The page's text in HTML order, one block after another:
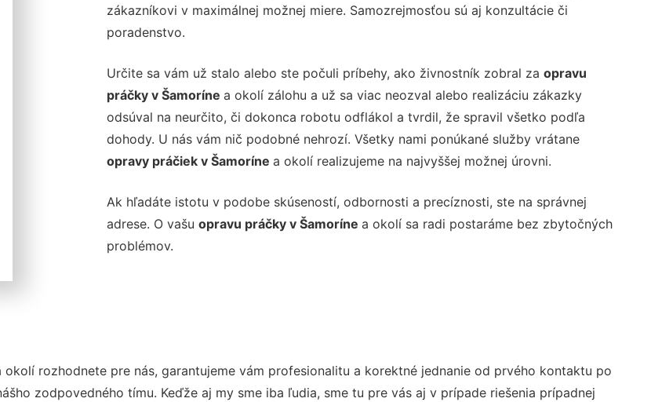
zákazníkovi v maximálnej možnej miere. Samozrejmosťou sú aj konzultácie či
poradenstvo.
Určite sa vám už stalo alebo ste počuli príbehy, ako živnostník zobral za opravu
práčky v Šamoríne a okolí zálohu a už sa viac neozval alebo realizáciu zákazky
odsúval na neurčito, či dokonca robotu odflákol a tvrdil, že spravil všetko podľa
dohody. U nás vám nič podobné nehrozí. Všetky nami ponúkané služby vrátane
opravy práčiek v Šamoríne a okolí realizujeme na najvyššej možnej úrovni.
Ak hľadáte istotu v podobe skúseností, odbornosti a precíznosti, ste na správnej
adrese. O vašu opravu práčky v Šamoríne a okolí sa radi postaráme bez zbytočných
problémov.
okolí rozhodnete pre nás, garantujeme vám profesionalitu a korektné jednanie od prvého kontaktu po
zodpovedného tímu. Keďže aj my sme iba ľudia, sme tu pre vás aj v prípade riešenia prípadnej